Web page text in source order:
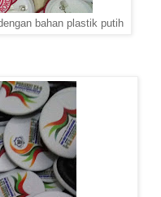
bahan plastik putih